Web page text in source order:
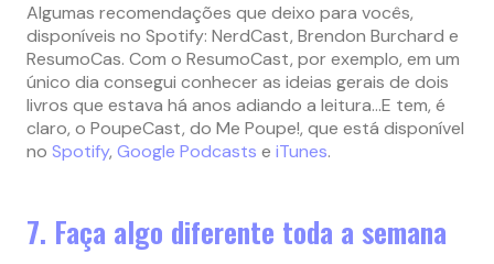
Algumas recomendações que deixo para vocês,
disponíveis no Spotify: NerdCast, Brendon Burchard e
ResumoCas. Com o ResumoCast, por exemplo, em um
único dia consegui conhecer as ideias gerais de dois
livros que estava há anos adiando a leitura…E tem, é
claro, o PoupeCast, do Me Poupe!, que está disponível
no Spotify, Google Podcasts e iTunes.
7. Faça algo diferente toda a semana